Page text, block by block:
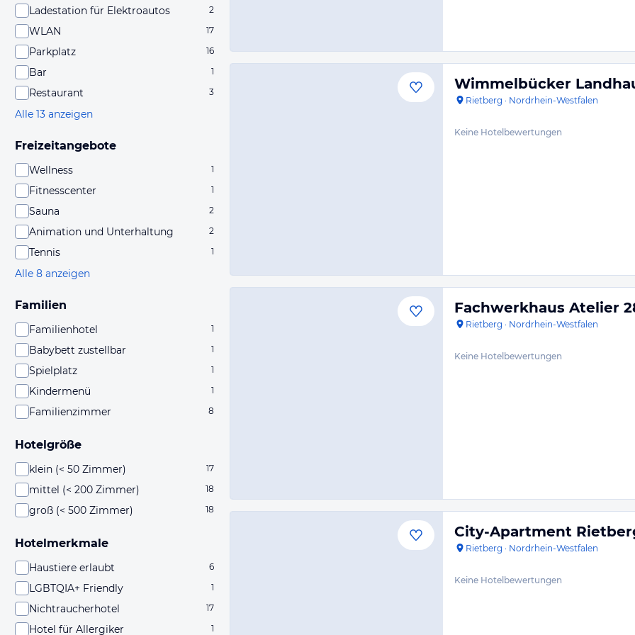
Ladestation für Elektroautos 2
WLAN 17
Parkplatz 16
Bar 1
Restaurant 3
Alle 13 anzeigen
Freizeitangebote
Wellness 1
Fitnesscenter 1
Sauna 2
Animation und Unterhaltung 2
Tennis 1
Alle 8 anzeigen
Familien
Familienhotel 1
Babybett zustellbar 1
Spielplatz 1
Kindermenü 1
Familienzimmer 8
Hotelgröße
klein (< 50 Zimmer) 17
mittel (< 200 Zimmer) 18
groß (< 500 Zimmer) 18
Hotelmerkmale
Haustiere erlaubt 6
LGBTQIA+ Friendly 1
Nichtraucherhotel 17
Hotel für Allergiker 1
Wimmelbücker
Rietberg · Nordrhein-Westfalen
Keine Hotelbewertungen
Fachwerkhaus Atelier
Rietberg · Nordrhein-Westfalen
Keine Hotelbewertungen
City-Apartment
Rietberg · Nordrhein-Westfalen
Keine Hotelbewertungen